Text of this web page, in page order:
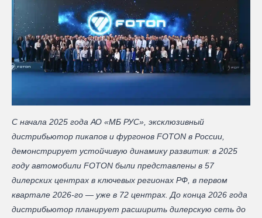
С начала 2025 года АО «МБ РУС», эксклюзивный
дистрибьютор пикапов и фургонов FOTON в России,
демонстрирует устойчивую динамику развития: в 2025
году автомобили FOTON были представлены в 57
дилерских центрах в ключевых регионах РФ, в первом
квартале 2026-го — уже в 72 центрах. До конца 2026 года
дистрибьютор планирует расширить дилерскую сеть до